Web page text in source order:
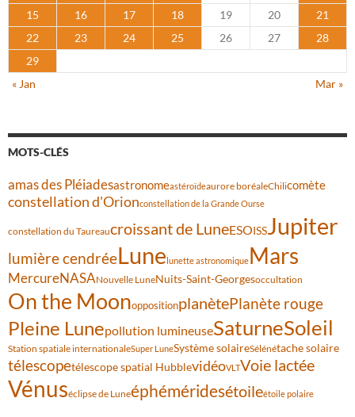
15
16 17 18 19 20
21
22
23 24 25 26 27
28
29
« Jan
Mar »
MOTS-CLÉS
amas des Pléiadesastronomeastéroïdeaurore boréaleChilicomète
constellation d'Orionconstellation de la Grande Ourse
constellation du Taureaucroissant de LuneESOISSJupiter
lumière cendréeLune lunette astronomiqueMars
MercureNASANouvelle LuneNuits-Saint-Georgesoccultation
On the MoonoppositionplanètePlanète rouge
Pleine Lunepollution lumineuseSaturneSoleil
Station spatiale internationaleSuper LuneSystème solaireSélénétache solaire
télescopetélescope spatial HubblevidéoVLTVoie lactée
Vénuséclipse de Luneéphéméridesétoileétoile polaire